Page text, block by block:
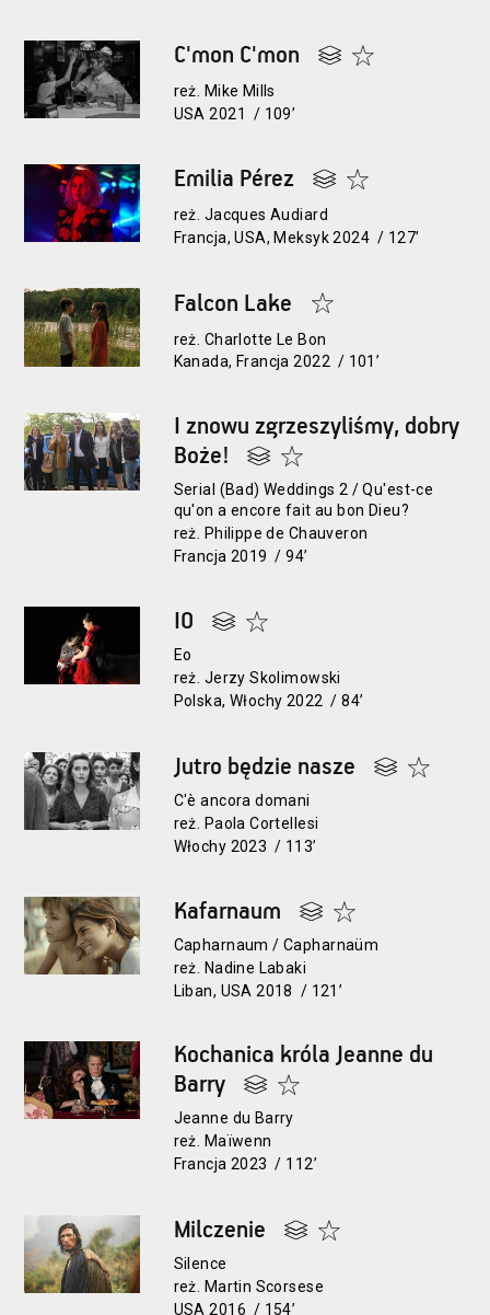
C'mon C'mon
reż. Mike Mills
USA 2021 / 109’
Emilia Pérez
reż. Jacques Audiard
Francja, USA, Meksyk 2024 / 127’
Falcon Lake
reż. Charlotte Le Bon
Kanada, Francja 2022 / 101’
I znowu zgrzeszyliśmy, dobry
Boże!
Serial (Bad) Weddings 2 / Qu'est-ce
qu'on a encore fait au bon Dieu?
reż. Philippe de Chauveron
Francja 2019 / 94’
IO
Eo
reż. Jerzy Skolimowski
Polska, Włochy 2022 / 84’
Jutro będzie nasze
C'è ancora domani
reż. Paola Cortellesi
Włochy 2023 / 113’
Kafarnaum
Capharnaum / Capharnaüm
reż. Nadine Labaki
Liban, USA 2018 / 121’
Kochanica króla Jeanne du
Barry
Jeanne du Barry
reż. Maïwenn
Francja 2023 / 112’
Milczenie
Silence
reż. Martin Scorsese
USA 2016 / 154’